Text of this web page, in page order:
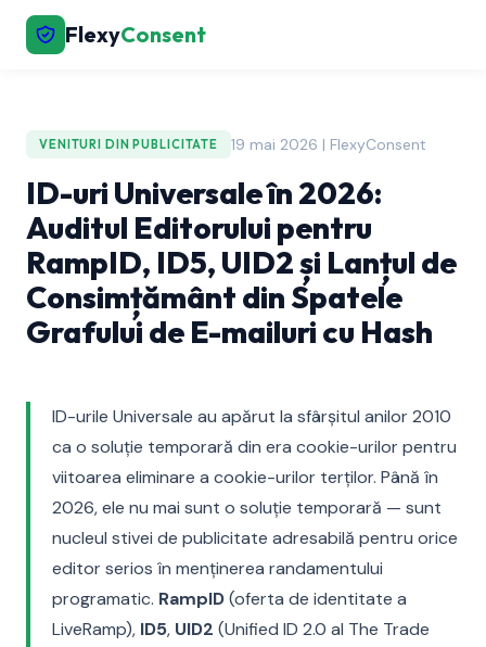
FlexyConsent
VENITURI DIN PUBLICITATE 19 mai 2026 | FlexyConsent
ID-uri Universale în 2026:
Auditul Editorului pentru
RampID, ID5, UID2 și Lanțul de
Consimțământ din Spatele
Grafului de E-mailuri cu Hash
ID-urile Universale au apărut la sfârșitul anilor 2010
ca o soluție temporară din era cookie-urilor pentru
viitoarea eliminare a cookie-urilor terților. Până în
2026, ele nu mai sunt o soluție temporară — sunt
nucleul stivei de publicitate adresabilă pentru orice
editor serios în menținerea randamentului
programatic. RampID(oferta de identitate a
LiveRamp), ID5, UID2 (Unified ID 2.0 al The Trade